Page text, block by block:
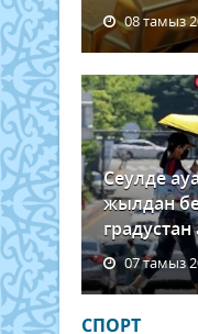
08 тамыз
Сеулде
жылдан
07 тамыз
СПОРТ